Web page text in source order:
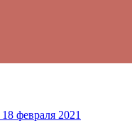
18 февраля 2021